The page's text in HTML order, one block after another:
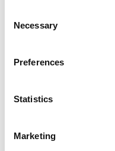
Selection
Necessary
Preferences
Statistics
Marketing